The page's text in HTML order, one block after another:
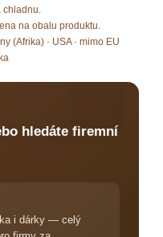
chladnu.
na obalu produktu.
(Afrika) · USA · mimo EU
🏢
hledáte firemní
i dárky — celý